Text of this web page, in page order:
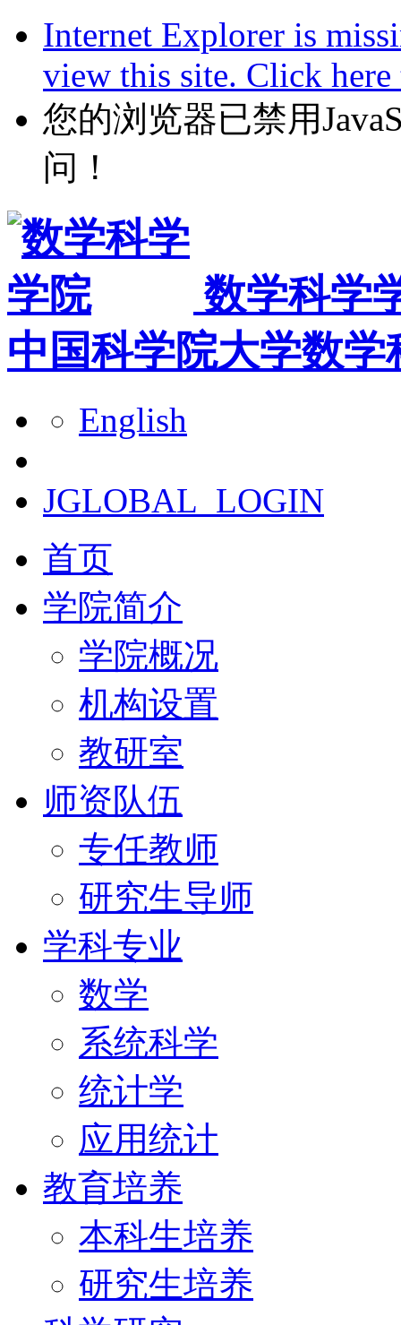
Internet Explorer is
view this site. Click
您的浏览器已禁用
问！
数学科学
中国科学院大学数学
English
JGLOBAL_LOGIN
首页
学院简介
学院概况
机构设置
教研室
师资队伍
专任教师
研究生导师
学科专业
数学
系统科学
统计学
应用统计
教育培养
本科生培养
研究生培养